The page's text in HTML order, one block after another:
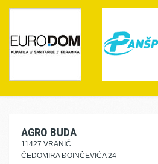
AGRO BUDA
11427 VRANIĆ
ČEDOMIRA ĐOINČEVIĆA 24